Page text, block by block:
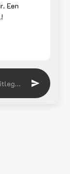
Een